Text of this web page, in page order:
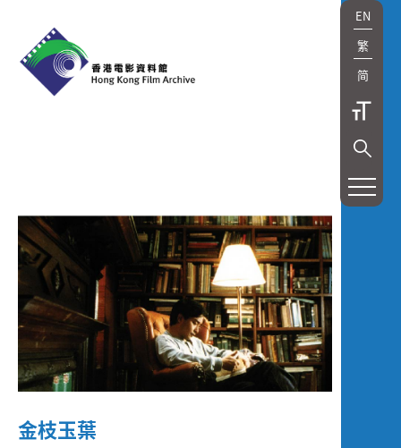
EN
繁
简
覽
及
放
映
Exhibition
and
Screening
金枝玉葉